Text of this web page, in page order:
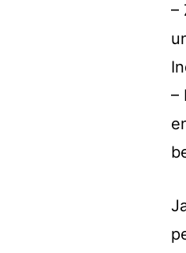
–
–